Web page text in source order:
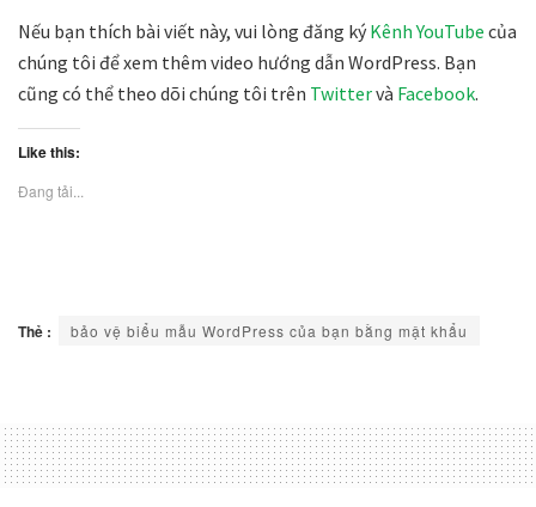
Nếu bạn thích bài viết này, vui lòng đăng ký Kênh YouTube của
chúng tôi để xem thêm video hướng dẫn WordPress. Bạn
cũng có thể theo dõi chúng tôi trên Twittervà Facebook.
Like this:
Đang tải...
Thẻ : bảo vệ biểu mẫu WordPress của bạn bằng mật khẩu